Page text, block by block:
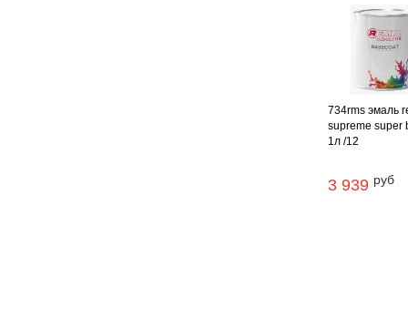
734rms эмаль
supreme super
1л /12
3 939 руб